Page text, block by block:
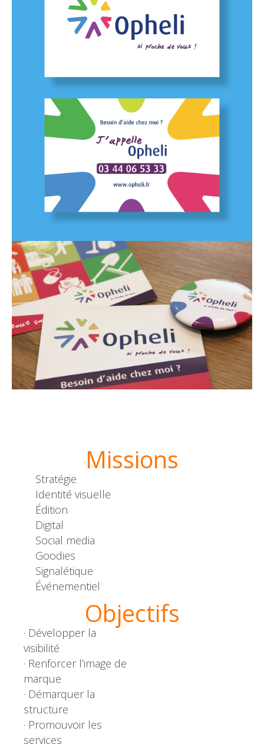
Missions
Stratégie
Identité visuelle
Édition
Digital
Social media
Goodies
Signalétique
Événementiel
Objectifs
· Développer la
visibilité
· Renforcer l’image de
marque
· Démarquer la
structure
· Promouvoir les
services